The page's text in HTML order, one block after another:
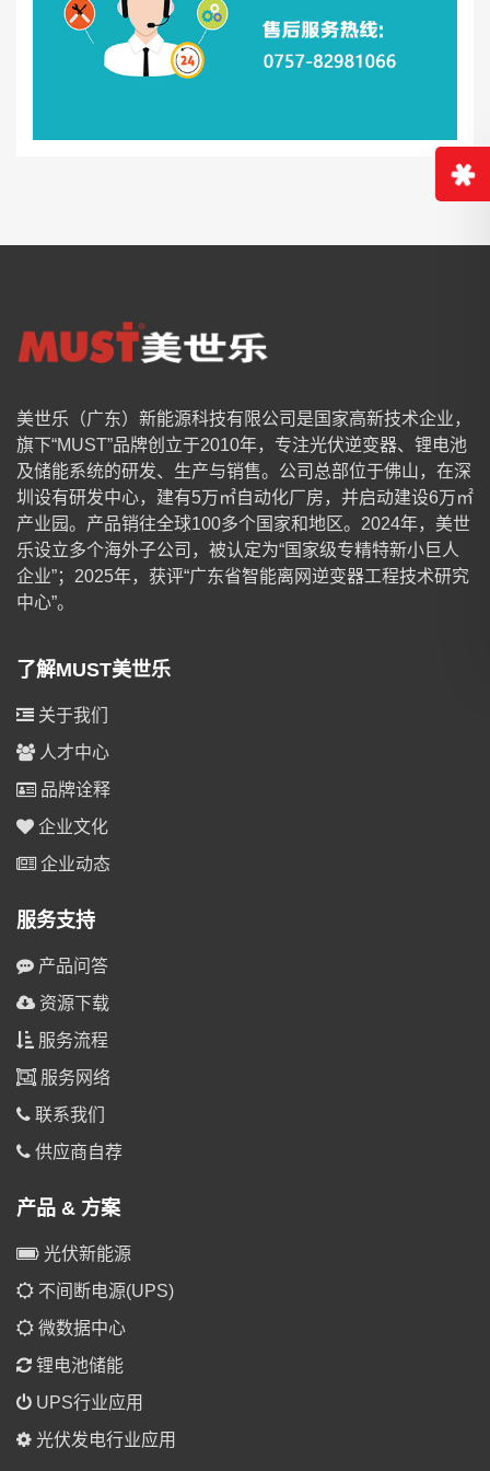
美世乐（广东）新能源科技有限公司是国家高新技术企业，
旗下“MUST”品牌创立于2010年，专注光伏逆变器、锂电池
及储能系统的研发、生产与销售。公司总部位于佛山，在深
圳设有研发中心，建有5万㎡自动化厂房，并启动建设6万㎡
产业园。产品销往全球100多个国家和地区。2024年，美世
乐设立多个海外子公司，被认定为“国家级专精特新小巨人
企业”；2025年，获评“广东省智能离网逆变器工程技术研究
中心”。
了解MUST美世乐
关于我们
人才中心
品牌诠释
企业文化
企业动态
服务支持
产品问答
资源下载
服务流程
服务网络
联系我们
供应商自荐
产品 & 方案
光伏新能源
不间断电源(UPS)
微数据中心
锂电池储能
UPS行业应用
光伏发电行业应用